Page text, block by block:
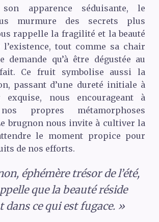
apparence séduisante, le
murmure des secrets plus
rappelle la fragilité et la beauté
l’existence, tout comme sa chair
demande qu’à être dégustée au
Ce fruit symbolise aussi la
passant d’une dureté initiale à
exquise, nous encourageant à
propres métamorphoses
brugnon nous invite à cultiver la
le moment propice pour
de nos efforts.
éphémère trésor de l’été,
que la beauté réside
dans ce qui est fugace. »